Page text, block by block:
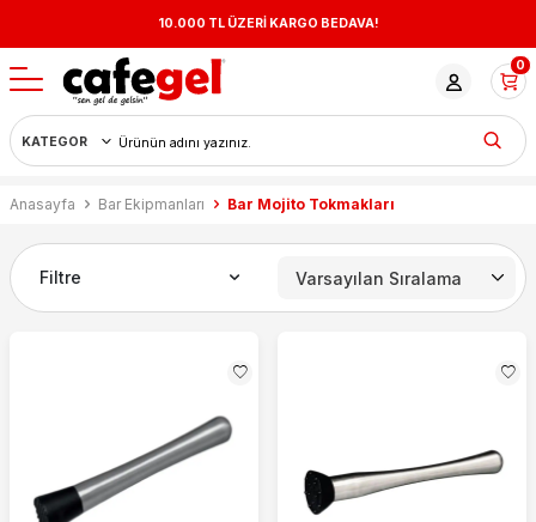
10.000 TL ÜZERİ KARGO BEDAVA!
0
Anasayfa Bar Ekipmanları Bar Mojito Tokmakları
Filtre